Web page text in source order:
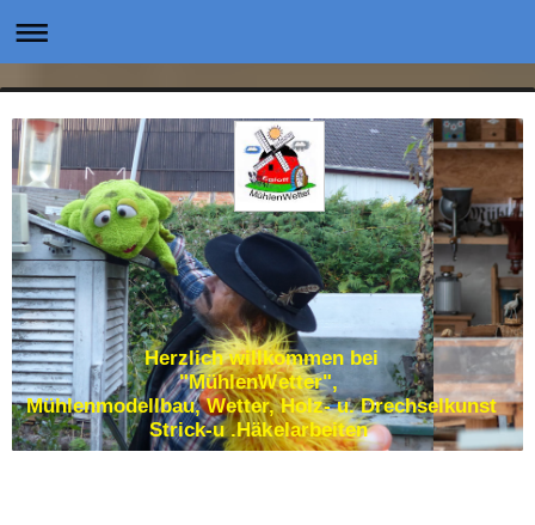
Herzlich willkommen bei
"MühlenWetter",
Mühlenmodellbau, Wetter, Holz- u. Drechselkunst
Strick-u .Häkelarbeiten